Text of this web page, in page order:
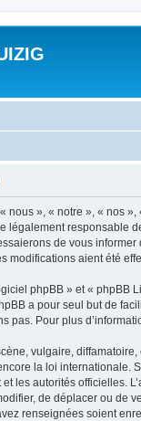
», « notre », « nos
légalement
de vous
aient été
phpBB » et « phpBB
a pour seul but de
pas. Pour plus
vulgaire,
la loi
les autorités officielles.
de déplacer ou de
renseignées soient